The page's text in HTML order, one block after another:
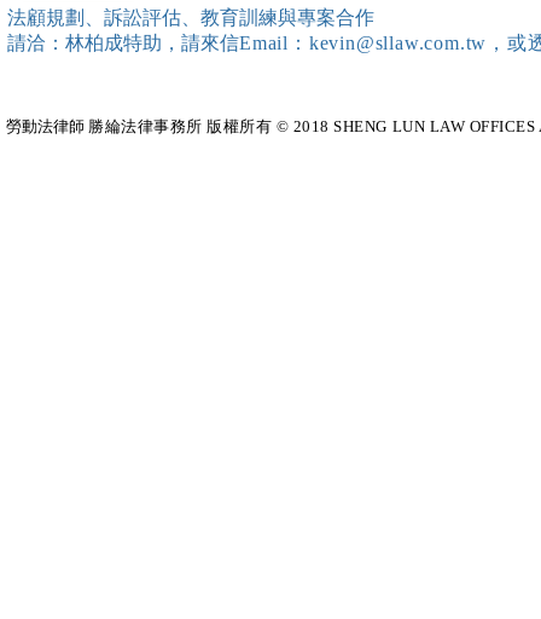
動新制不踩雷！血淚實務案例
大公開》講師
擔任移工
法顧規劃、訴訟評估、教育訓練與專案合作
請洽：林柏成特助 ，請來信Email：kevin@sllaw.com.tw，
勞動法律師​ 勝綸法律事務所 版權所有 © 2018 SHENG LUN LAW